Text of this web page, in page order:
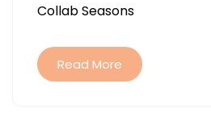
Collab Seasons
Read More